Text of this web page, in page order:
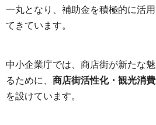
一丸となり、補助金を積極的に活
てきています。
中小企業庁では、商店街が新たな
るために、 商店街活性化・観光消
を設けています。